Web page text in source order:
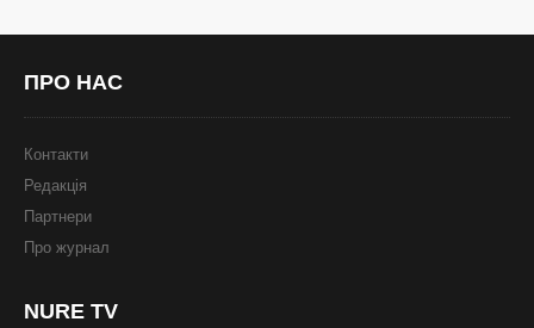
ПРО НАС
Контакти
Редакція
Партнери
Про журнал
NURE TV